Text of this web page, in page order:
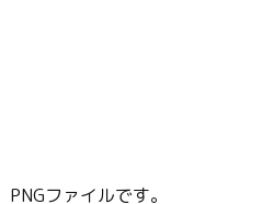
PNGファイルです。